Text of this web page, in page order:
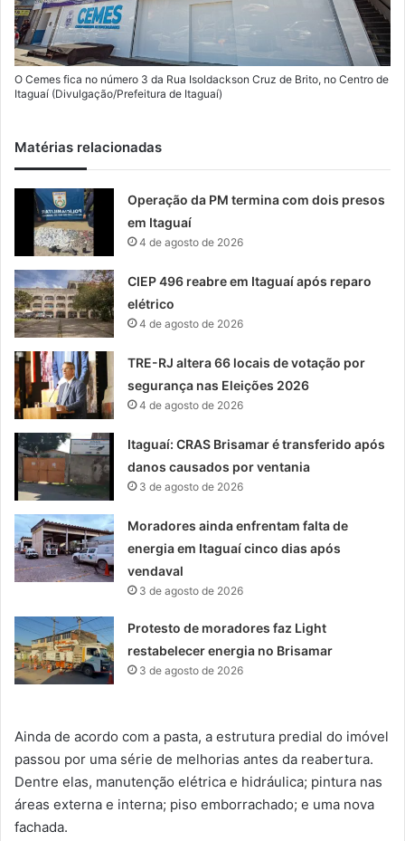
O Cemes fica no número 3 da Rua Isoldackson Cruz de Brito, no Centro de
Itaguaí (Divulgação/Prefeitura de Itaguaí)
Matérias relacionadas
Operação da PM termina com dois presos
em Itaguaí
4 de agosto de 2026
CIEP 496 reabre em Itaguaí após reparo
elétrico
4 de agosto de 2026
TRE-RJ altera 66 locais de votação por
segurança nas Eleições 2026
4 de agosto de 2026
Itaguaí: CRAS Brisamar é transferido após
danos causados por ventania
3 de agosto de 2026
Moradores ainda enfrentam falta de
energia em Itaguaí cinco dias após
vendaval
3 de agosto de 2026
Protesto de moradores faz Light
restabelecer energia no Brisamar
3 de agosto de 2026
Ainda de acordo com a pasta, a estrutura predial do imóvel
passou por uma série de melhorias antes da reabertura.
Dentre elas, manutenção elétrica e hidráulica; pintura nas
áreas externa e interna; piso emborrachado; e uma nova
fachada.